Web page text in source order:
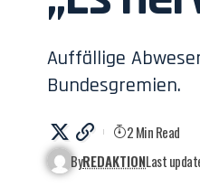
Auffällige
Bundesgremien.
ByREDAKTIONLast
2 Min Read